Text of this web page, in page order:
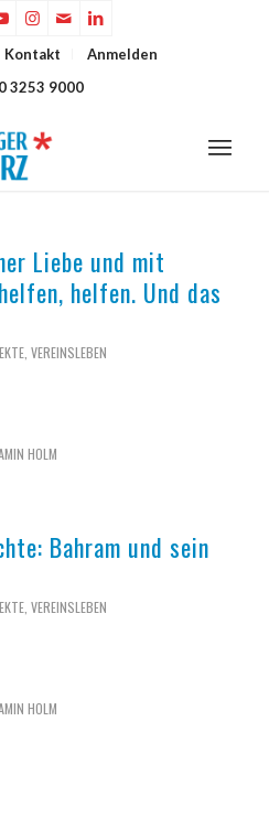
Kontakt
Anmelden
3253 9000
Liebe und mit
helfen. Und das
, VEREINSLEBEN
HOLM
Bahram und sein
, VEREINSLEBEN
HOLM